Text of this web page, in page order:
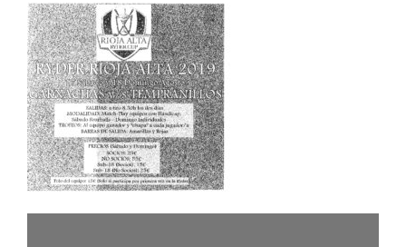
NOTICIAS
HAZTE SOCIO
OFERTAS
RESERVAR